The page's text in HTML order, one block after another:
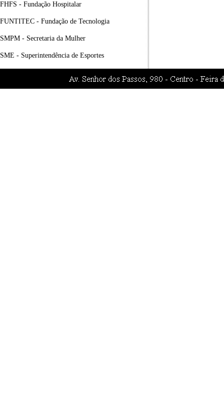
FHFS - Fundação Hospitalar
FUNTITEC - Fundação de Tecnologia
SMPM - Secretaria da Mulher
SME - Superintendência de Esportes